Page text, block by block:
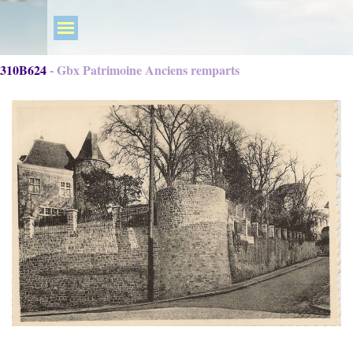
310B624 - Gbx Patrimoine Anciens remparts